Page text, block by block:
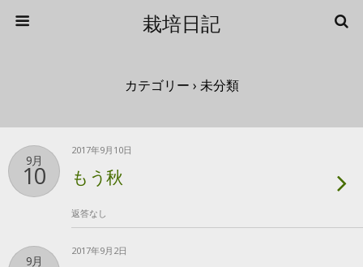
栽培日記
カテゴリー › 未分類
9月
10
2017年9月10日
もう秋
返答なし
9月
2017年9月2日